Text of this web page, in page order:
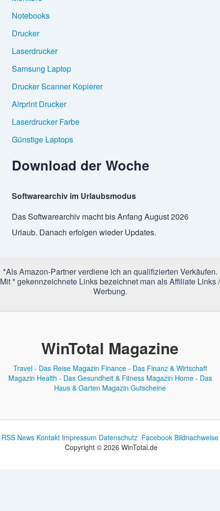
Notebooks
Drucker
Laserdrucker
Samsung Laptop
Drucker Scanner Kopierer
Airprint Drucker
Laserdrucker Farbe
Günstige Laptops
Download der Woche
Softwarearchiv im Urlaubsmodus
Das Softwarearchiv macht bis Anfang August 2026
Urlaub. Danach erfolgen wieder Updates.
*Als Amazon-Partner verdiene ich an qualifizierten Verkäufen.
Mit * gekennzeichnete Links bezeichnet man als Affiliate Links /
Werbung.
WinTotal Magazine
Travel - Das Reise Magazin Finance - Das Finanz & Wirtschaft
Magazin Health - Das Gesundheit & Fitness Magazin Home - Das
Haus & Garten Magazin Gutscheine
RSS News Kontakt Impressum Datenschutz Facebook Bildnachweise
Copyright © 2026 WinTotal.de